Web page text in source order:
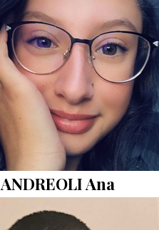
ANDREOLI Ana